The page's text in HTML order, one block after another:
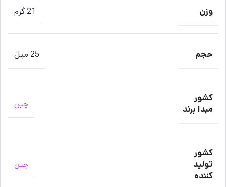
وزن 21 گرم
حجم 25 میل
کشور
مبدا برند
چین
کشور
تولید
کننده
چین